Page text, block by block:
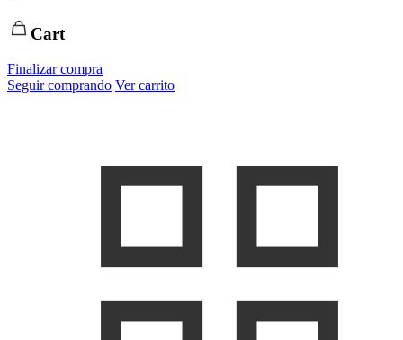
Cart
Finalizar compra
Seguir comprando Ver carrito